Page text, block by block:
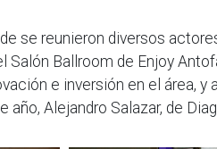
se reunieron diversos
Salón Ballroom de Enjoy
e inversión en el área, y
año, Alejandro Salazar, de